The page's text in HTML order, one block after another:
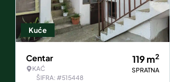
Kuće
Centar
KAĆ
ŠIFRA: #515448
119 m2
SPRATNA